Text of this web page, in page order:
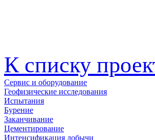
К списку
Сервис и оборудование
Геофизические исследования
Испытания
Бурение
Заканчивание
Цементирование
Интенсификация добычи